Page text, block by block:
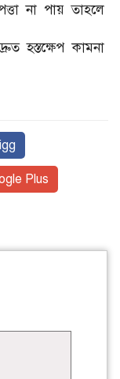
না পায় তাহলে
হস্তক্ষেপ কামনা
Plus